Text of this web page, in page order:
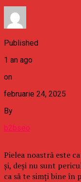
Published
1 an ago
on
februarie 24, 2025
By
b2bseo
Pielea noastră este
și, deși nu sunt
ca să te simți bine în